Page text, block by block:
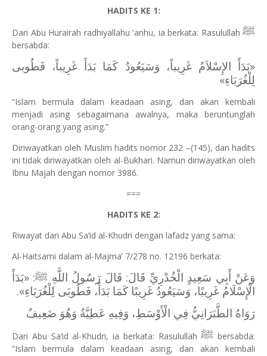
HADITS KE 1:
Dari Abu Hurairah radhiyallahu 'anhu, ia berkata: Rasulullah ﷺ
bersabda:
«بَدَأَ الإِسْلاَمُ غَرِيباً، وَسَيَعُودُ كَمَا بَدَأَ غَرِيباً، فَطُوبى
لِلْغُرَبَاءِ»
“Islam bermula dalam keadaan asing, dan akan kembali
menjadi asing sebagaimana awalnya, maka beruntunglah
orang-orang yang asing.”
Diriwayatkan oleh Muslim hadits nomor 232 –(145), dan hadits
ini tidak diriwayatkan oleh al-Bukhari. Namun diriwayatkan oleh
Ibnu Majah dengan nomor 3986.
===
HADITS KE 2:
Riwayat dari Abu Sa‘id al-Khudri dengan lafadz yang sama:
Al-Haitsami dalam al-Majma’ 7/278 no. 12196 berkata:
وَعَنْ أَبِي سَعِيدٍ الْخُدْرِيِّ قَالَ: قَالَ رَسُولُ اللَّهِ ﷺ: «بَدَأَ
الْإِسْلَامُ غَرِيبًا، وَسَيَعُودُ غَرِيبًا كَمَا بَدَأَ، فَطُوبَى لِلْغُرَبَاءِ».
رَوَاهُ الطَّبَرَانِيُّ فِي الْأَوْسَطِ، وَفِيهِ عَطِيَّةُ وَهُوَ ضَعِيفٌ
Dari Abu Sa‘id al-Khudri, ia berkata: Rasulullahﷺ bersabda:
“Islam bermula dalam keadaan asing, dan akan kembali